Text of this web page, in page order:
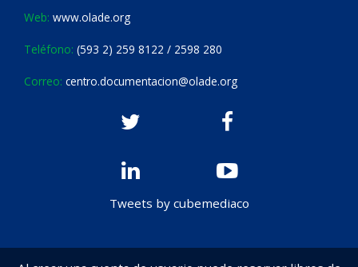
Web: www.olade.org
Teléfono: (593 2) 259 8122 / 2598 280
Correo: centro.documentacion@olade.org
Tweets by cubemediaco